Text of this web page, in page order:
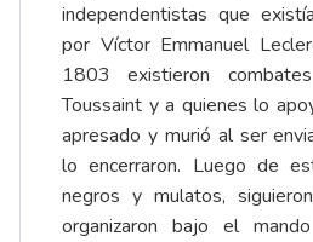
independentistas que
por Víctor Emmanuel
1803 existieron
Toussaint y a quienes lo
apresado y murió al ser
lo encerraron. Luego de
negros y mulatos,
organizaron bajo el